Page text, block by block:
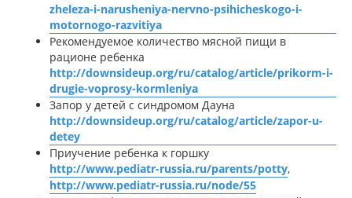
zheleza-i-narusheniya-nervno-psihicheskogo-i-
motornogo-razvitiya
Рекомендуемое количество мясной пищи в
рационе ребенка
http://downsideup.org/ru/catalog/article/prikorm-i-
drugie-voprosy-kormleniya
Запор у детей с синдромом Дауна
http://downsideup.org/ru/catalog/article/zapor-u-
detey
Приучение ребенка к горшку
http://www.pediatr-russia.ru/parents/potty,
http://www.pediatr-russia.ru/node/55